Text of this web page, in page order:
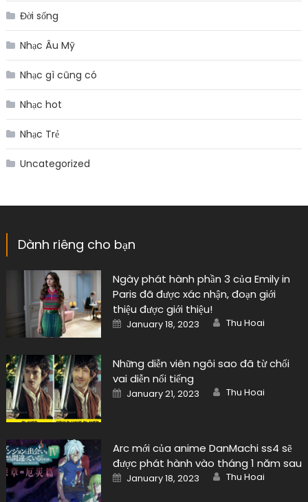
Đời sống
Nhạc Âu Mỹ
Nhạc gì cũng có
Nhạc hot
Nhạc Trẻ
Uncategorized
Dành riêng cho bạn
Ngày phát hành phần 3 của Emily in
Paris đã được xác nhận, đoạn giới
thiệu được giới thiệu!
Posted
on
January 18, 2023 Author
Thu Hoai
Những diễn viên ngôi sao đã từ chối
vai diễn nổi tiếng
Posted
on
January 21, 2023 Author
Thu Hoai
Arc mới của anime DanMachi ss4 sẽ
được phát hành vào tháng 1 năm sau
Posted
on
January 18, 2023 Author
Thu Hoai